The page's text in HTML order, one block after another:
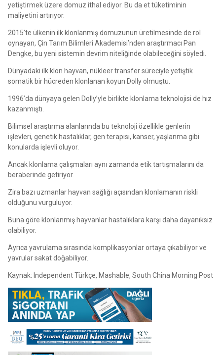
yetiştirmek üzere domuz ithal ediyor. Bu da et tüketiminin
maliyetini artırıyor.
2015’te ülkenin ilk klonlanmış domuzunun üretilmesinde de rol
oynayan, Çin Tarım Bilimleri Akademisi’nden araştırmacı Pan
Dengke, bu yeni sistemin devrim niteliğinde olabileceğini söyledi.
Dünyadaki ilk klon hayvan, nükleer transfer süreciyle yetiştik
somatik bir hücreden klonlanan koyun Dolly olmuştu.
1996’da dünyaya gelen Dolly’yle birlikte klonlama teknolojisi de hız
kazanmıştı.
Bilimsel araştırma alanlarında bu teknoloji özellikle genlerin
işlevleri, genetik hastalıklar, gen terapisi, kanser, yaşlanma gibi
konularda işlevli oluyor.
Ancak klonlama çalışmaları aynı zamanda etik tartışmalarını da
beraberinde getiriyor.
Zira bazı uzmanlar hayvan sağlığı açısından klonlamanın riskli
olduğunu vurguluyor.
Buna göre klonlanmış hayvanlar hastalıklara karşı daha dayanıksız
olabiliyor.
Ayrıca yavrulama sırasında komplikasyonlar ortaya çıkabiliyor ve
yavrular sakat doğabiliyor.
Kaynak: Independent Türkçe, Mashable, South China Morning Post